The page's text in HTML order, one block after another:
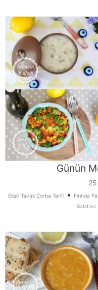
Günün
Ekşili Tavuk Çorba Tarifi• Fırında
Salatası